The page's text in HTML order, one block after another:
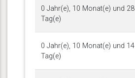
0 Jahr(e), 10 Monat(e) und 28
Tag(e)
0 Jahr(e), 10 Monat(e) und 14
Tag(e)